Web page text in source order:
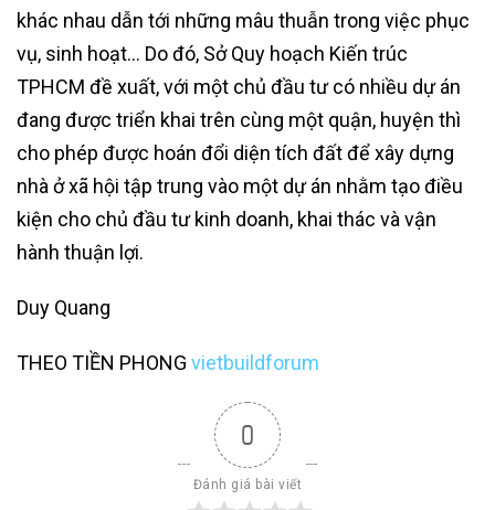
khác nhau dẫn tới những mâu thuẫn trong việc phục
vụ, sinh hoạt… Do đó, Sở Quy hoạch Kiến trúc
TPHCM đề xuất, với một chủ đầu tư có nhiều dự án
đang được triển khai trên cùng một quận, huyện thì
cho phép được hoán đổi diện tích đất để xây dựng
nhà ở xã hội tập trung vào một dự án nhằm tạo điều
kiện cho chủ đầu tư kinh doanh, khai thác và vận
hành thuận lợi.
Duy Quang
THEO TIỀN PHONG vietbuildforum
0
Đánh giá bài viết